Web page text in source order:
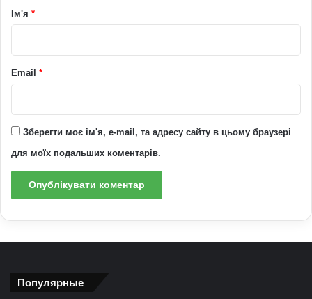
рІм'я *
Email *
Зберегти моє ім'я, e-mail, та адресу сайту в цьому браузері
для моїх подальших коментарів.
Популярные